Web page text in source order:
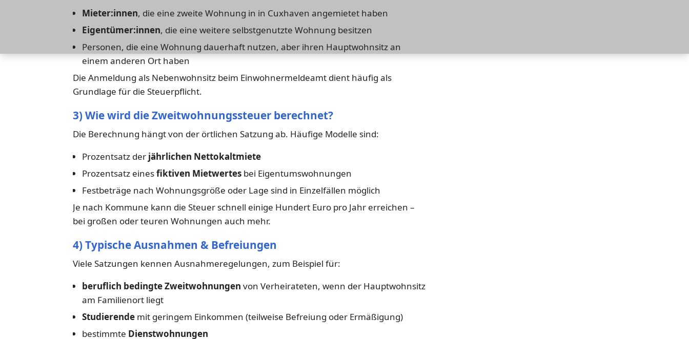
Mieter:innen, die eine zweite Wohnung in in Cuxhaven angemietet haben
Eigentümer:innen, die eine weitere selbstgenutzte Wohnung besitzen
Personen, die eine Wohnung dauerhaft nutzen, aber ihren Hauptwohnsitz an
einem anderen Ort haben
Die Anmeldung als Nebenwohnsitz beim Einwohnermeldeamt dient häufig als
Grundlage für die Steuerpflicht.
3) Wie wird die Zweitwohnungssteuer berechnet?
Die Berechnung hängt von der örtlichen Satzung ab. Häufige Modelle sind:
Prozentsatz der jährlichen Nettokaltmiete
Prozentsatz einesfiktiven Mietwertesbei Eigentumswohnungen
Festbeträge nach Wohnungsgröße oder Lage sind in Einzelfällen möglich
Je nach Kommune kann die Steuer schnell einige Hundert Euro pro Jahr erreichen –
bei großen oder teuren Wohnungen auch mehr.
4) Typische Ausnahmen & Befreiungen
Viele Satzungen kennen Ausnahmeregelungen, zum Beispiel für:
beruflich bedingte Zweitwohnungen von Verheirateten, wenn der Hauptwohnsitz
am Familienort liegt
Studierendemit geringem Einkommen (teilweise Befreiung oder Ermäßigung)
bestimmte Dienstwohnungen